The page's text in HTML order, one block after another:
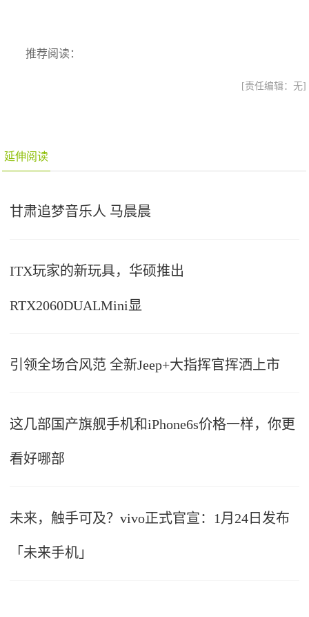
推荐阅读：
[责任编辑：无]
延伸阅读
甘肃追梦音乐人 马晨晨
ITX玩家的新玩具，华硕推出
RTX2060DUALMini显
引领全场合风范 全新Jeep+大指挥官挥洒上市
这几部国产旗舰手机和iPhone6s价格一样，你更
看好哪部
未来，触手可及？vivo正式官宣：1月24日发布
「未来手机」